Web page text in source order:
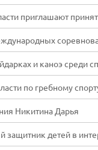
приглашают
и каноэ среди
по гребному
Никитина Дарья
защитник детей в